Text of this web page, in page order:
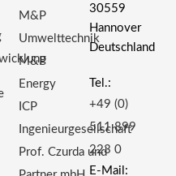
M&P
Umwelttechnik
M&P
Energy
ICP
Ingenieurgesellschaft
Prof. Czurda und
30559
Hannover
Deutschland
Tel.:
+49 (0)
511 899
223 0
E-Mail: